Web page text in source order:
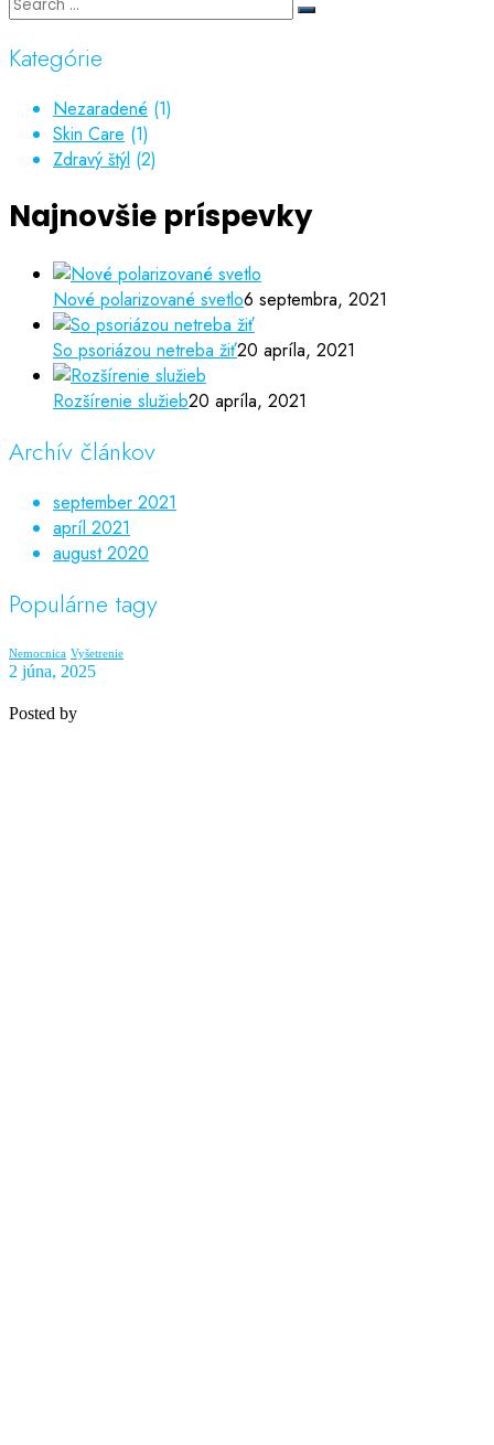
Kategórie
Nezaradené (1)
Skin Care (1)
Zdravý štýl (2)
Najnovšie príspevky
Nové polarizované svetlo6 septembra, 2021
So psoriázou netreba žiť20 apríla, 2021
Rozšírenie služieb20 apríla, 2021
Archív článkov
september 2021
apríl 2021
august 2020
Populárne tagy
Nemocnica Vyšetrenie
2 júna, 2025
Posted by